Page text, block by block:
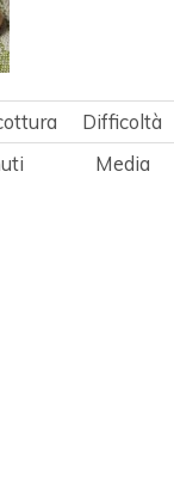
Difficoltà
Media